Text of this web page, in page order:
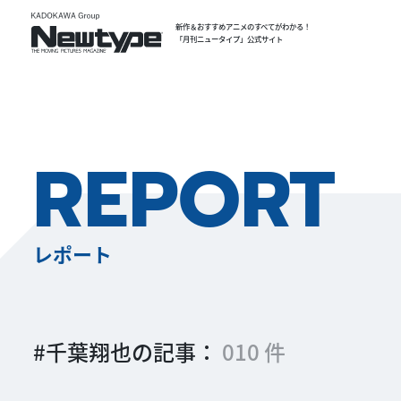
新作＆おすすめアニメのすべてがわかる！
「月刊ニュータイプ」公式サイト
REPORT
レポート
#千葉翔也の記事： 010 件